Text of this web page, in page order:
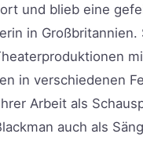
und blieb eine
in Großbritannien.
in verschiedenen
Arbeit als
auch als